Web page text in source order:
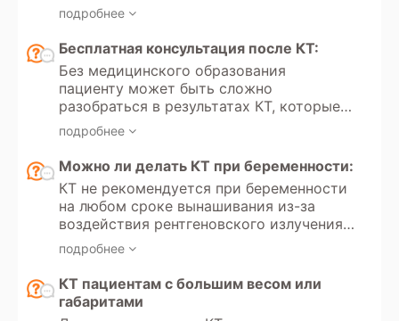
государственных медицинских
иметь направление врача с указанием
цели обследования и минимальных
требований к протоколам. Для оценки
динамики состояния следует принести
результаты предыдущих обследований.
подробнее
Бесплатная консультация после КТ:
Без медицинского образования
пациенту может быть сложно
разобраться в результатах КТ, которые
вызывают вопросы и сомнения.
Некоторые диагностические центры
предлагают услугу бесплатной
консультации по результатам
обследования, чтобы помочь пациенту
понять заключение, оценить серьезность
ситуации и определить дальнейшие
шаги. Согласно Федеральному закону №
граждан в Российской Федерации»
(статья 34), диагностика и лечение
подробнее
Можно ли делать КТ при беременности:
КТ не рекомендуется при беременности
на любом сроке вынашивания из-за
воздействия рентгеновского излучения,
которое может негативно повлиять на
развитие плода, а также
спровоцировать замершую
беременность или выкидыш. В случае,
если КТ необходимо и нет
подробнее
КТ пациентам с большим весом или
габаритами